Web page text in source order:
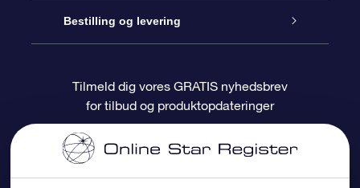
Bloggen
Anmeldelser
OSR Gavepakke
OSR Gavekortet
Firmagaver
Star Register
Personliggjort Stjerneside
One Million Stars
Bestilling og levering
Betalingsinformation
Forsendelsesoplysninger
Tilmeld dig vores GRATIS nyhedsbrev
for tilbud og produktopdateringer